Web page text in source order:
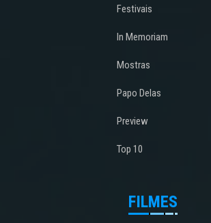
Festivais
In Memoriam
Mostras
Papo Delas
Preview
Top 10
FILMES